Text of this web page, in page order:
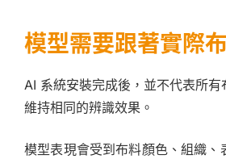
模型需要跟著實際
AI 系統安裝完成後，並不代表所有
維持相同的辨識效果。
模型表現會受到布料顏色、組織、